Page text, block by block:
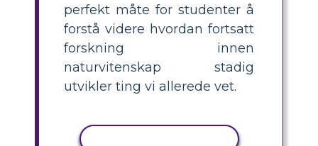
perfekt måte for studenter å
forstå videre hvordan fortsatt
forskning innen
naturvitenskap stadig
utvikler ting vi allerede vet.